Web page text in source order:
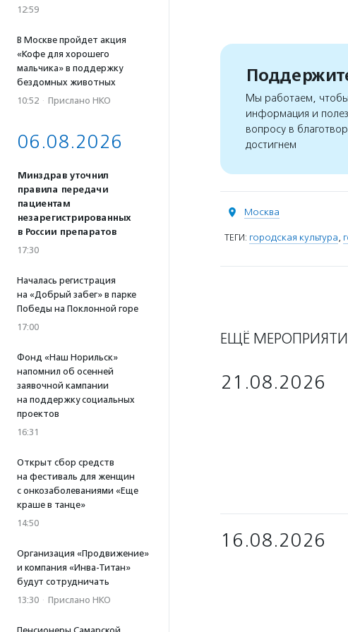
12:59
В Москве пройдет акция
«Кофе для хорошего
мальчика» в поддержку
бездомных животных
10:52 · Прислано НКО
06.08.2026
Минздрав уточнил
правила передачи
пациентам
незарегистрированных
в России препаратов
17:30
Началась регистрация
на «Добрый забег» в парке
Победы на Поклонной горе
17:00
Фонд «Наш Норильск»
напомнил об осенней
заявочной кампании
на поддержку социальных
проектов
16:31
Открыт сбор средств
на фестиваль для женщин
с онкозаболеваниями «Еще
краше в танце»
14:50
Организация «Продвижение»
и компания «Инва-Титан»
будут сотрудничать
13:30 · Прислано НКО
Мы работаем, чтобы
информация и
вопросу в
достигнем
Москва
ТЕГИ: городская культура,
ЕЩЁ
21.08.2026
16.08.2026